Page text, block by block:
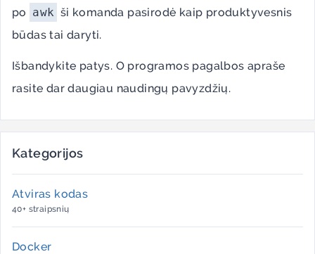
po awk ši komanda pasirodė kaip produktyvesnis
būdas tai daryti.
Išbandykite patys. O programos pagalbos apraše
rasite dar daugiau naudingų pavyzdžių.
Kategorijos
Atviras kodas
40+ straipsnių
Docker